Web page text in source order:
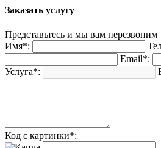
Заказать услугу
Представьтесь и мы вам перезвоним
Имя*:
Email*:
Услуга*:
Код с картинки*: